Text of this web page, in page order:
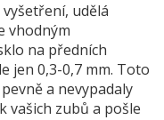
udělá
vhodným
na předních
jen 0,3-0,7 mm. Toto
a nevypadaly
vašich zubů a pošle